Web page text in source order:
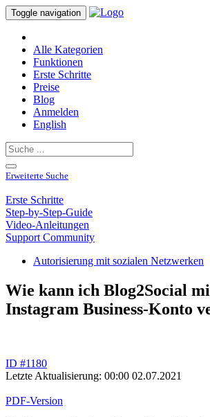
Toggle navigation
Alle Kategorien
Funktionen
Erste Schritte
Preise
Blog
Anmelden
English
Erweiterte Suche
Erste Schritte
Step-by-Step-Guide
Video-Anleitungen
Support Community
Autorisierung mit sozialen Netzwerken
Wie kann ich Blog2Social
Instagram Business-Konto
ID #1180
Letzte Aktualisierung: 00:00 02.07.2021
PDF-Version